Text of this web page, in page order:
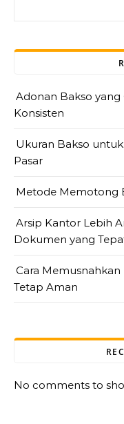
Adonan Bakso
Konsisten
Ukuran Bakso
Pasar
Metode Memotong
Arsip Kantor Lebih
Dokumen yang
Cara
Tetap Aman
No comments to